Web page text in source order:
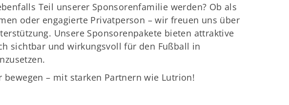
Teil unserer Sponsorenfamilie werden? Ob als
oder engagierte Privatperson – wir freuen uns über
. Unsere Sponsorenpakete bieten attraktive
sichtbar und wirkungsvoll für den Fußball in
bewegen – mit starken Partnern wie Lutrion!